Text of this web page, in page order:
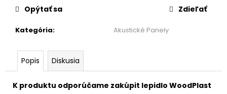
Kategória: Akustické Panely
Opýtať sa Zdieľať
Popis Diskusia
K produktu odporúčame zakúpit lepidlo WoodPlast